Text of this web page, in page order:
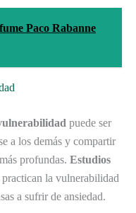
Paco Rabanne
puede ser
a los demás y compartir
profundas. Estudios
practican la vulnerabilidad
a sufrir de ansiedad.